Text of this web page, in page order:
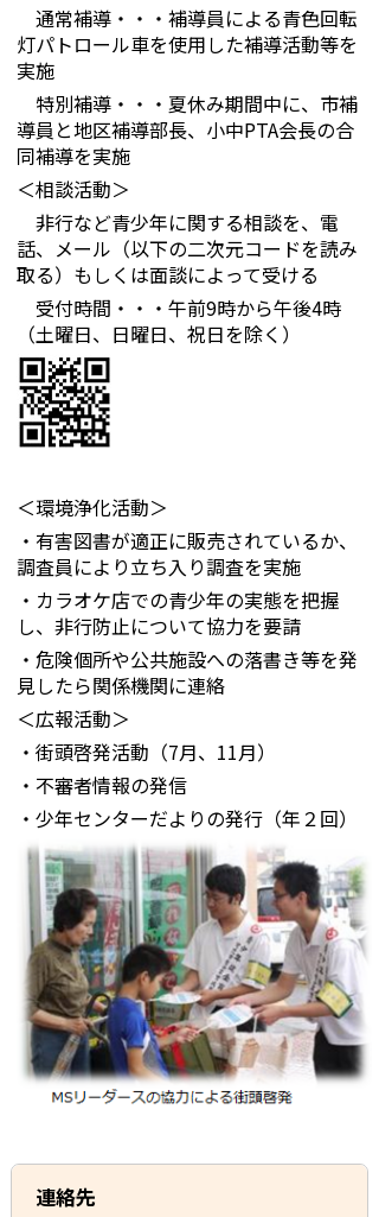
通常補導・・・補導員による青色回転
灯パトロール車を使用した補導活動等を
実施
特別補導・・・夏休み期間中に、市補
導員と地区補導部長、小中PTA会長の合
同補導を実施
＜相談活動＞
非行など青少年に関する相談を、電
話、メール（以下の二次元コードを読み
取る）もしくは面談によって受ける
受付時間・・・午前9時から午後4時
（土曜日、日曜日、祝日を除く）
＜環境浄化活動＞
・有害図書が適正に販売されているか、
調査員により立ち入り調査を実施
・カラオケ店での青少年の実態を把握
し、非行防止について協力を要請
・危険個所や公共施設への落書き等を発
見したら関係機関に連絡
＜広報活動＞
・街頭啓発活動（7月、11月）
・不審者情報の発信
・少年センターだよりの発行（年２回）
連絡先